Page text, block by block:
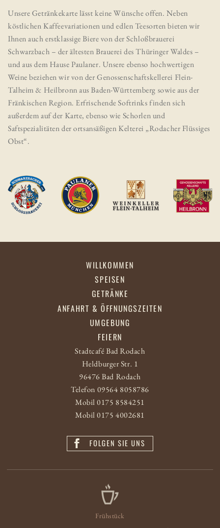
Unsere Getränkekarte lässt keine Wünsche offen. Neben
köstlichen Kaffeevariationen und edlen Teesorten bieten wir
Ihnen auch erstklassige Biere von der Schloßbrauerei
Schwarzbach – der ältesten Brauerei des Thüringer Waldes –
und aus dem Hause Paulaner. Unsere ebenso hochwertigen
Weine beziehen wir von der Genossenschaftskellerei Flein-
Talheim & Heilbronn aus Baden-Württemberg sowie aus der
Fränkischen Region. Erfrischende Softrinks finden sich
außerdem auf der Karte, ebenso wie Schorlen und
Saftspezialitäten der ortsansäßigen Kelterei „Rodacher Flüssiges
Obst“.
WILLKOMMEN
SPEISEN
GETRÄNKE
ANFAHRT & ÖFFNUNGSZEITEN
UMGEBUNG
FEIERN
Stadtcafé Bad Rodach
Heldburger Str. 1
96476 Bad Rodach
Telefon 09564 8058786
Mobil 0175 8584251
Mobil 0175 4002681
FOLGEN SIE UNS
Frühstück